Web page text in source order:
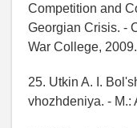
Competition and
Georgian Crisis. -
War College,
25. Utkin A. I.
vhozhdeniya. - M.: